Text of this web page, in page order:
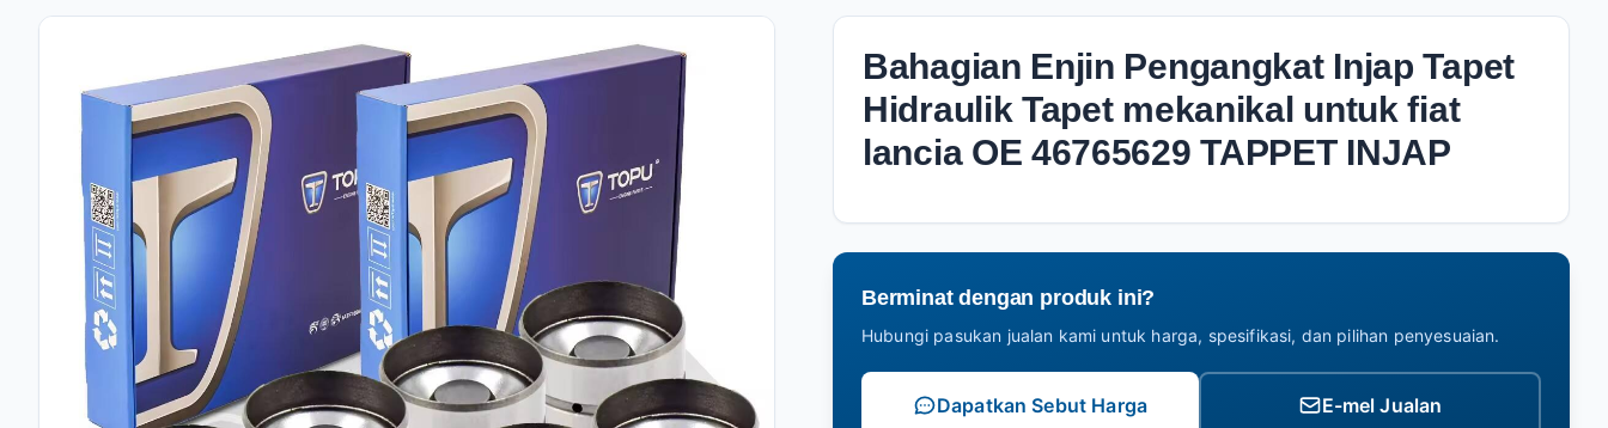
Bahagian Enjin Pengangkat Injap Tapet
Hidraulik Tapet mekanikal untuk fiat
lancia OE 46765629 TAPPET INJAP
Berminat dengan produk ini?
Hubungi pasukan jualan kami untuk harga, spesifikasi, dan pilihan penyesuaian.
Dapatkan Sebut Harga E-mel Jualan